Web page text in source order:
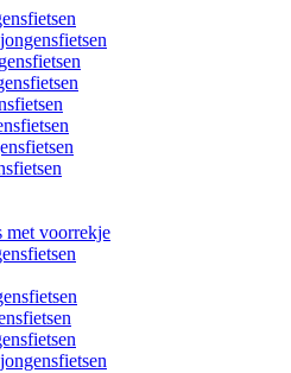
met voorrekje